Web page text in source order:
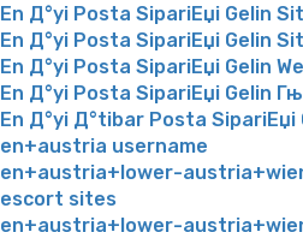
En Д°yi Posta SipariЕџi Gelin
En Д°yi Posta SipariЕџi Gelin
En Д°yi Posta SipariЕџi Gelin
En Д°yi Posta SipariЕџi Gelin
En Д°yi Д°tibar Posta SipariЕџi
en+austria username
en+austria+lower-
escort sites
en+austria+lower-